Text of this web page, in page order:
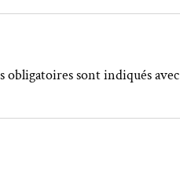
obligatoires sont indiqués avec